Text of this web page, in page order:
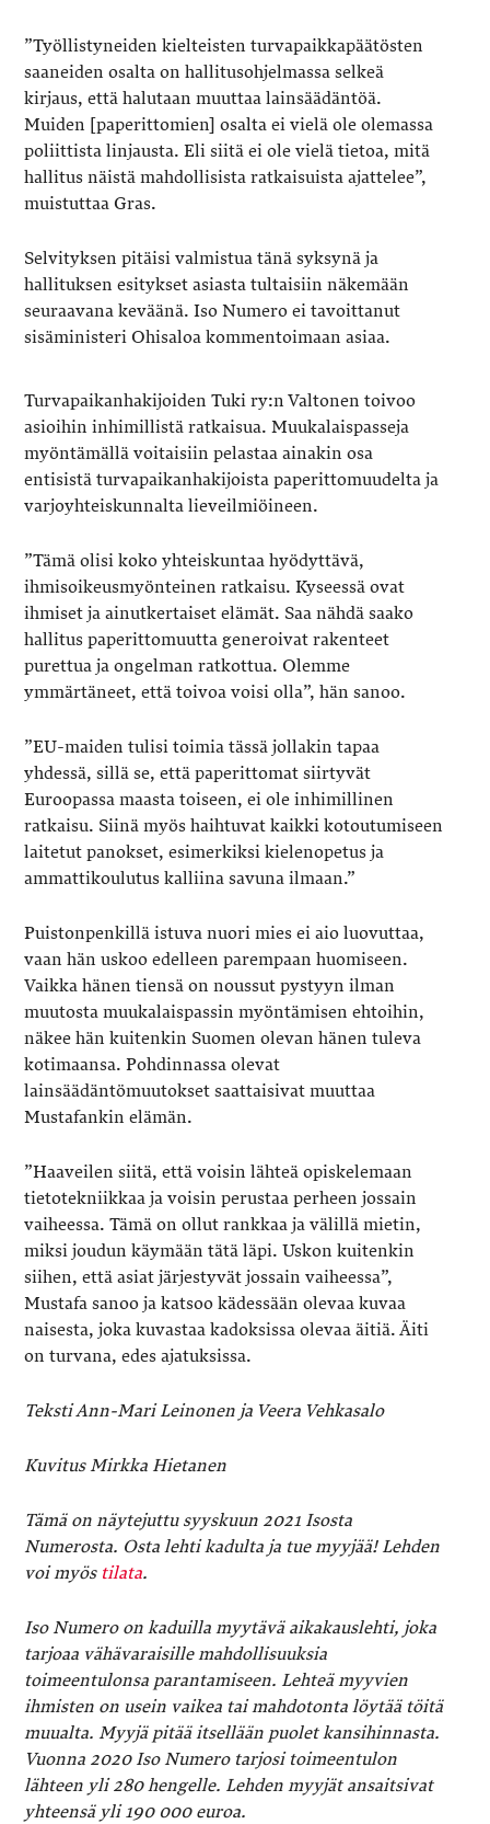
”Työllistyneiden kielteisten turvapaikkapäätösten
saaneiden osalta on hallitusohjelmassa selkeä
kirjaus, että halutaan muuttaa lainsäädäntöä.
Muiden [paperittomien] osalta ei vielä ole olemassa
poliittista linjausta. Eli siitä ei ole vielä tietoa, mitä
hallitus näistä mahdollisista ratkaisuista ajattelee”,
muistuttaa Gras.
Selvityksen pitäisi valmistua tänä syksynä ja
hallituksen esitykset asiasta tultaisiin näkemään
seuraavana keväänä. Iso Numero ei tavoittanut
sisäministeri Ohisaloa kommentoimaan asiaa.
Turvapaikanhakijoiden Tuki ry:n Valtonen toivoo
asioihin inhimillistä ratkaisua. Muukalaispasseja
myöntämällä voitaisiin pelastaa ainakin osa
entisistä turvapaikanhakijoista paperittomuudelta ja
varjoyhteiskunnalta lieveilmiöineen.
”Tämä olisi koko yhteiskuntaa hyödyttävä,
ihmisoikeusmyönteinen ratkaisu. Kyseessä ovat
ihmiset ja ainutkertaiset elämät. Saa nähdä saako
hallitus paperittomuutta generoivat rakenteet
purettua ja ongelman ratkottua. Olemme
ymmärtäneet, että toivoa voisi olla”, hän sanoo.
”EU-maiden tulisi toimia tässä jollakin tapaa
yhdessä, sillä se, että paperittomat siirtyvät
Euroopassa maasta toiseen, ei ole inhimillinen
ratkaisu. Siinä myös haihtuvat kaikki kotoutumiseen
laitetut panokset, esimerkiksi kielenopetus ja
ammattikoulutus kalliina savuna ilmaan.”
Puistonpenkillä istuva nuori mies ei aio luovuttaa,
vaan hän uskoo edelleen parempaan huomiseen.
Vaikka hänen tiensä on noussut pystyyn ilman
muutosta muukalaispassin myöntämisen ehtoihin,
näkee hän kuitenkin Suomen olevan hänen tuleva
kotimaansa. Pohdinnassa olevat
lainsäädäntömuutokset saattaisivat muuttaa
Mustafankin elämän.
”Haaveilen siitä, että voisin lähteä opiskelemaan
tietotekniikkaa ja voisin perustaa perheen jossain
vaiheessa. Tämä on ollut rankkaa ja välillä mietin,
miksi joudun käymään tätä läpi. Uskon kuitenkin
siihen, että asiat järjestyvät jossain vaiheessa”,
Mustafa sanoo ja katsoo kädessään olevaa kuvaa
naisesta, joka kuvastaa kadoksissa olevaa äitiä. Äiti
on turvana, edes ajatuksissa.
Teksti Ann-Mari Leinonen ja Veera Vehkasalo
Kuvitus Mirkka Hietanen
Tämä on näytejuttu syyskuun 2021 Isosta
Numerosta. Osta lehti kadulta ja tue myyjää! Lehden
voi myös tilata.
Iso Numero on kaduilla myytävä aikakauslehti, joka
tarjoaa vähävaraisille mahdollisuuksia
toimeentulonsa parantamiseen. Lehteä myyvien
ihmisten on usein vaikea tai mahdotonta löytää töitä
muualta. Myyjä pitää itsellään puolet kansihinnasta.
Vuonna 2020 Iso Numero tarjosi toimeentulon
lähteen yli 280 hengelle. Lehden myyjät ansaitsivat
yhteensä yli 190 000 euroa.